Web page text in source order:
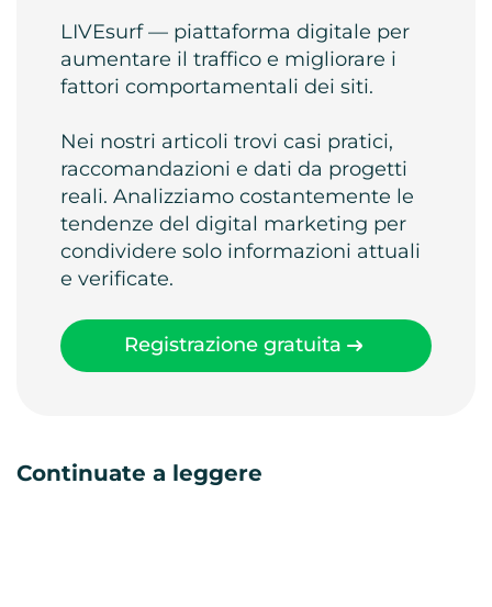
LIVEsurf — piattaforma digitale per
aumentare il traffico e migliorare i
fattori comportamentali dei siti.
Nei nostri articoli trovi casi pratici,
raccomandazioni e dati da progetti
reali. Analizziamo costantemente le
tendenze del digital marketing per
condividere solo informazioni attuali
e verificate.
Registrazione gratuita
Continuate a leggere